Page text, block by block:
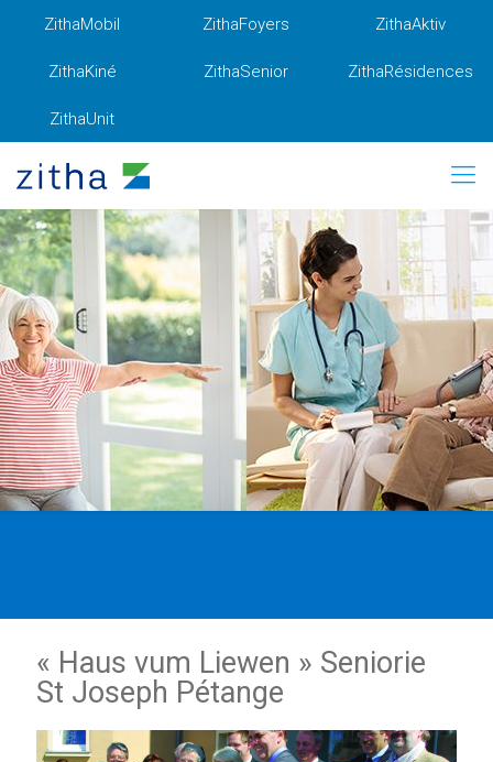
ZithaMobil ZithaFoyers ZithaAktiv
ZithaKiné ZithaSenior ZithaRésidences
ZithaUnit
« Haus vum Liewen » Seniorie
St Joseph Pétange